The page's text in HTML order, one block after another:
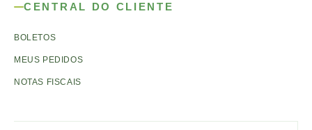
CENTRAL DO CLIENTE
BOLETOS
MEUS PEDIDOS
NOTAS FISCAIS